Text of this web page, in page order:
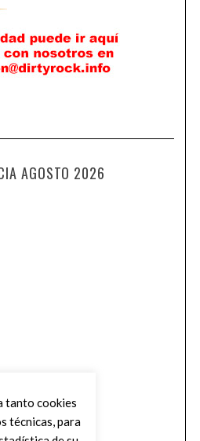
AGOSTO 2026
tanto cookies
técnicas, para